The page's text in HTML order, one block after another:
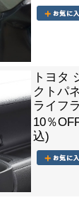
トヨタ
クトパ
ライフ
10％
込)